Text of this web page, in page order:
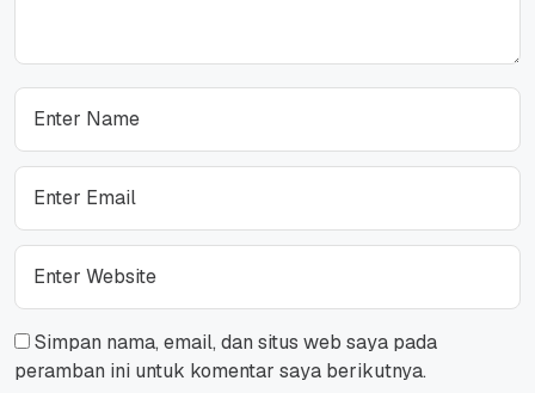
Simpan nama, email, dan situs web saya pada
peramban ini untuk komentar saya berikutnya.